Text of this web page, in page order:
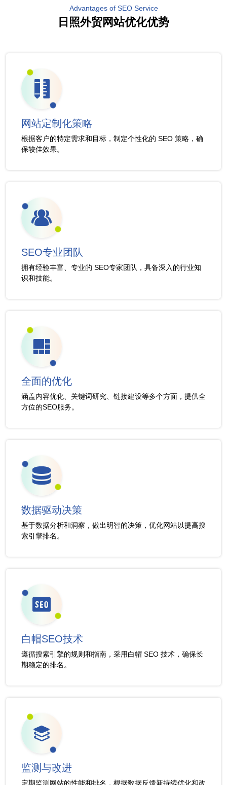
Advantages of SEO Service
日照外贸网站优化优势
网站定制化策略
根据客户的特定需求和目标，制定个性化的 SEO 策略，确
保较佳效果。
SEO专业团队
拥有经验丰富、专业的 SEO专家团队，具备深入的行业知
识和技能。
全面的优化
涵盖内容优化、关键词研究、链接建设等多个方面，提供全
方位的SEO服务。
数据驱动决策
基于数据分析和洞察，做出明智的决策，优化网站以提高搜
索引擎排名。
白帽SEO技术
遵循搜索引擎的规则和指南，采用白帽 SEO 技术，确保长
期稳定的排名。
监测与改进
定期监测网站的性能和排名，根据数据反馈新持续优化和改